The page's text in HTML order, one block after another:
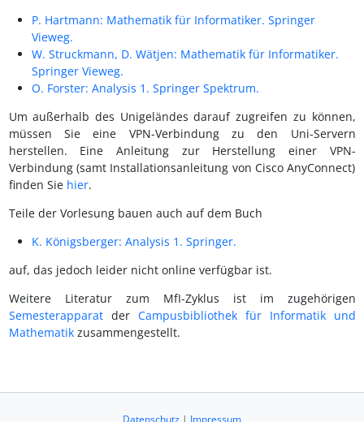
P. Hartmann: Mathematik für Informatiker. Springer
Vieweg.
W. Struckmann, D. Wätjen: Mathematik für Informatiker.
Springer Vieweg.
O. Forster: Analysis 1. Springer Spektrum.
Um außerhalb des Unigeländes darauf zugreifen zu können,
müssen Sie eine VPN-Verbindung zu den Uni-Servern
herstellen. Eine Anleitung zur Herstellung einer VPN-
Verbindung (samt Installationsanleitung von Cisco AnyConnect)
finden Sie hier.
Teile der Vorlesung bauen auch auf dem Buch
K. Königsberger: Analysis 1. Springer.
auf, das jedoch leider nicht online verfügbar ist.
Weitere Literatur zum MfI-Zyklus ist im zugehörigen
Semesterapparatder Campusbibliothek für Informatik und
Mathematikzusammengestellt.
Datenschutz | Impressum